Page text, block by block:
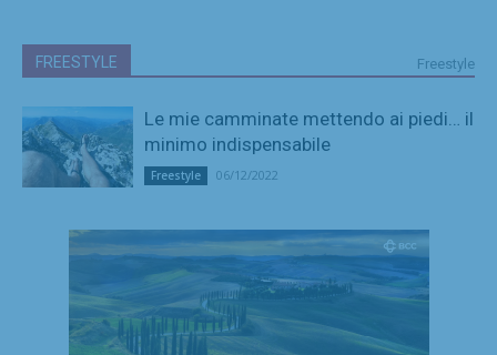
FREESTYLE Freestyle
Le mie camminate mettendo ai piedi… il
minimo indispensabile
Freestyle 06/12/2022